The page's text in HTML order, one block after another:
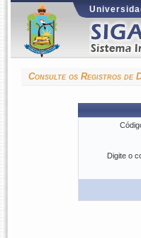
Consulte os Registros de
Digite o